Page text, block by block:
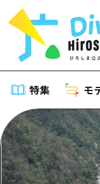
特集 モ
特集
特
モデ